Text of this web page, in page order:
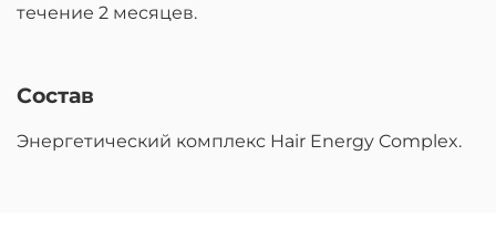
течение 2 месяцев.
Состав
Энергетический комплекс Hair Energy Complex.